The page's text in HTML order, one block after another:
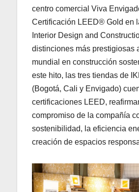
centro comercial Viva
Certificación LEED® Gold en
Interior Design and
distinciones más prestigiosas
mundial en construcción
este hito, las tres tiendas de
(Bogotá, Cali y Envigado)
certificaciones LEED,
compromiso de la compañía
sostenibilidad, la eficiencia
creación de espacios